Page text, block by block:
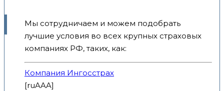
Мы сотрудничаем и можем подобрать
лучшие условия во всех крупных страховых
компаниях РФ, таких, как:
Компания Ингосстрах
[ruAAA]